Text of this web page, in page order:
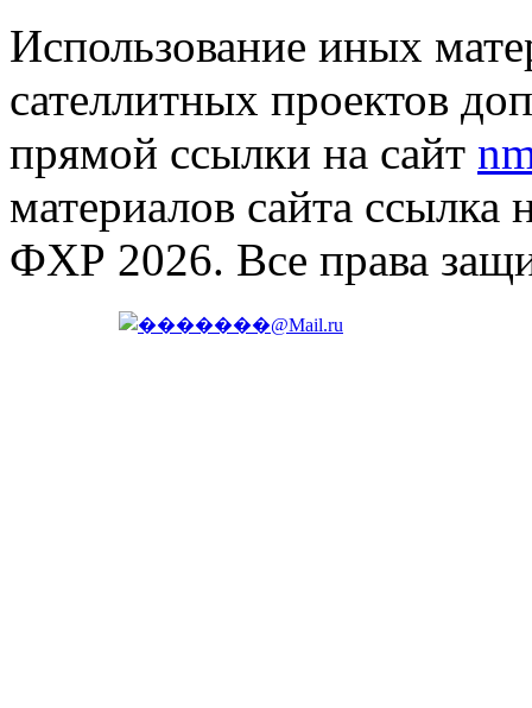
Использование иных
сателлитных проектов
прямой ссылки на сайт
материалов сайта ссылка
ФХР 2026. Все права